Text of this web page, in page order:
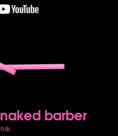
barber